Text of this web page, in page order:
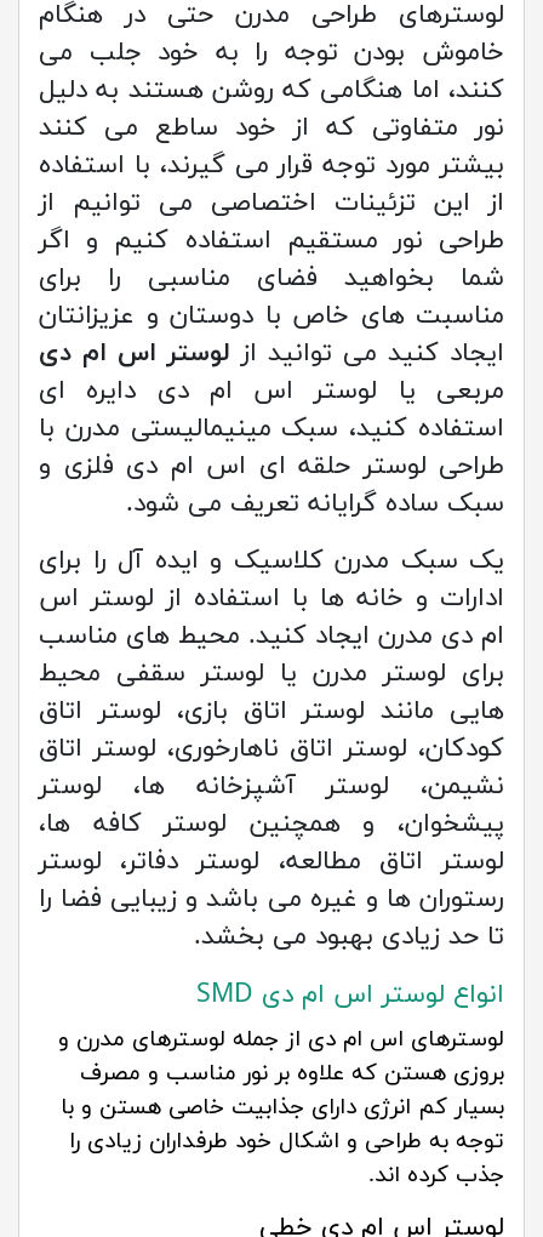
لوسترهای طراحی مدرن حتی در هنگام
خاموش بودن توجه را به خود جلب می
کنند، اما هنگامی که روشن هستند به دلیل
نور متفاوتی که از خود ساطع می کنند
بیشتر مورد توجه قرار می گیرند، با استفاده
از این تزئینات اختصاصی می توانیم از
طراحی نور مستقیم استفاده کنیم و اگر
شما بخواهید فضای مناسبی را برای
مناسبت های خاص با دوستان و عزیزانتان
ایجاد کنید می توانید از لوستر اس ام دی
مربعی یا لوستر اس ام دی دایره ای
استفاده کنید، سبک مینیمالیستی مدرن با
طراحی لوستر حلقه ای اس ام دی فلزی و
سبک ساده گرایانه تعریف می شود.
یک سبک مدرن کلاسیک و ایده آل را برای
ادارات و خانه ها با استفاده از لوستر اس
ام دی مدرن ایجاد کنید. محیط های مناسب
برای لوستر مدرن یا لوستر سقفی محیط
هایی مانند لوستر اتاق بازی، لوستر اتاق
کودکان، لوستر اتاق ناهارخوری، لوستر اتاق
نشیمن، لوستر آشپزخانه ها، لوستر
پیشخوان، و همچنین لوستر کافه ها،
لوستر اتاق مطالعه، لوستر دفاتر، لوستر
رستوران ها و غیره می باشد و زیبایی فضا را
تا حد زیادی بهبود می بخشد.
انواع لوستر اس ام دی SMD
لوسترهای اس ام دی از جمله لوسترهای مدرن و
بروزی هستن که علاوه بر نور مناسب و مصرف
بسیار کم انرژی دارای جذابیت خاصی هستن و با
توجه به طراحی و اشکال خود طرفداران زیادی را
جذب کرده اند.
لوستر اس ام دی خطی